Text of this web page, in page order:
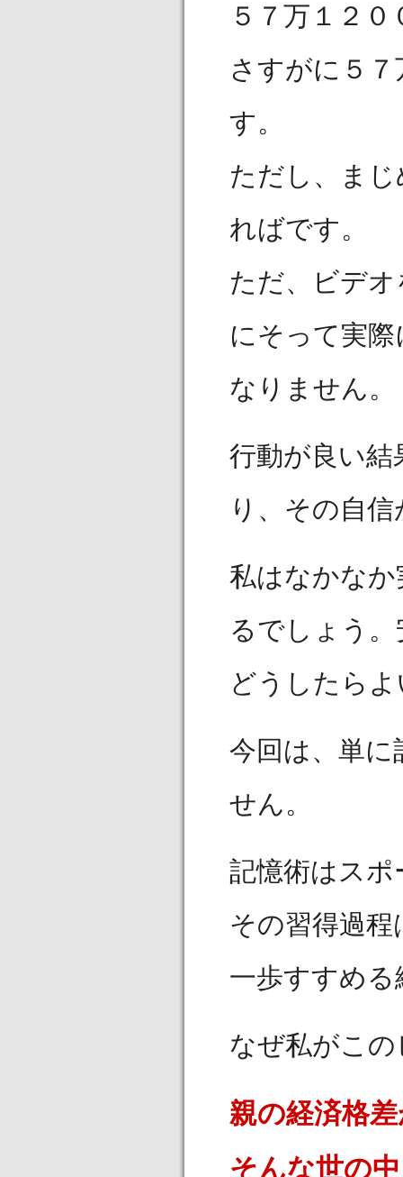
５７万１２
さすがに５
す。
ただし、ま
ればです。
ただ、ビデ
にそって実
なりません。
行動が良い
り、その自
私はなかな
るでしょう
どうしたら
今回は、単
せん。
記憶術はス
その習得過
一歩すすめ
なぜ私がこ
親の経済格
そんな世の